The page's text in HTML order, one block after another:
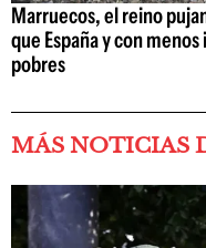
Marruecos, el reino
que España y con
pobres
MÁS NOTICIAS